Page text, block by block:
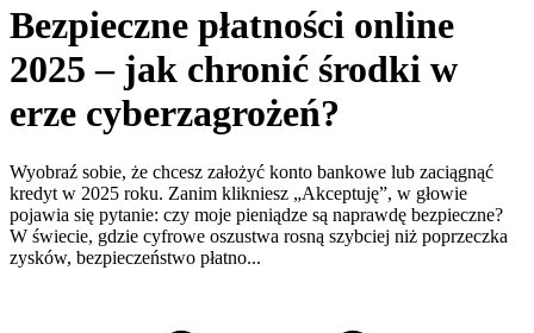
Bezpieczne płatności online
2025 – jak chronić środki w
erze cyberzagrożeń?
Wyobraź sobie, że chcesz założyć konto bankowe lub zaciągnąć
kredyt w 2025 roku. Zanim klikniesz „Akceptuję”, w głowie
pojawia się pytanie: czy moje pieniądze są naprawdę bezpieczne?
W świecie, gdzie cyfrowe oszustwa rosną szybciej niż poprzeczka
zysków, bezpieczeństwo płatno...